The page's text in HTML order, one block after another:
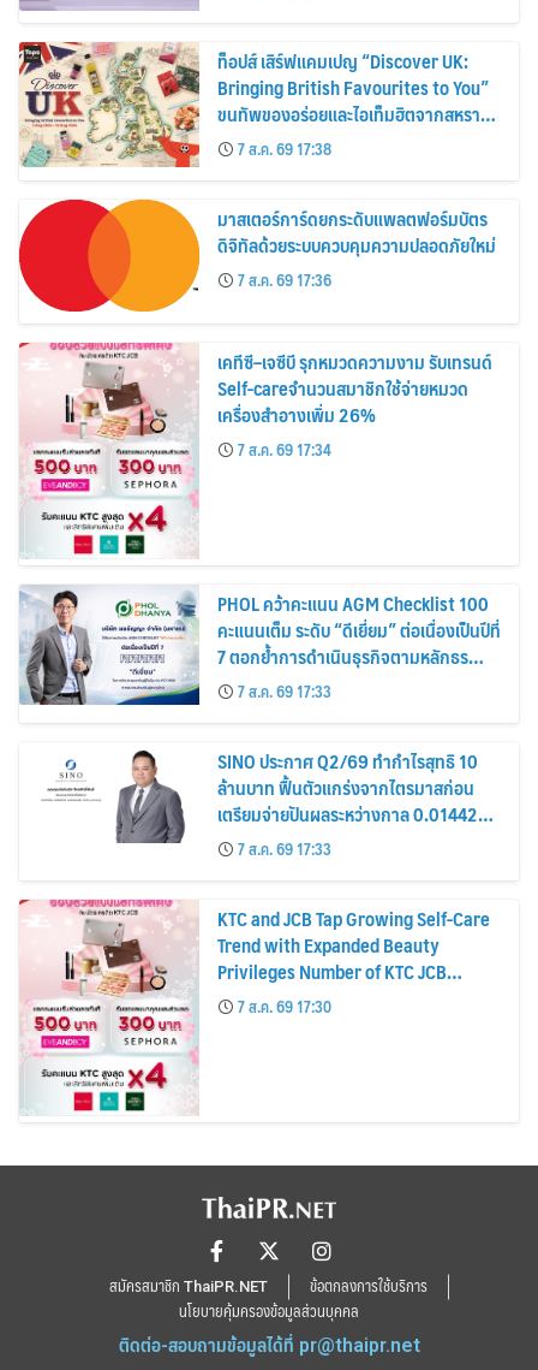
ท็อปส์ เสิร์ฟแคมเปญ “Discover UK:
Bringing British Favourites to You”
ขนทัพของอร่อยและไอเท็มฮิตจากสหราช
อาณาจักร ส่งตรงถึงมือตั้งแต่วันนี้ – 18
สิงหาคมนี้
7 ส.ค. 69 17:38
มาสเตอร์การ์ดยกระดับแพลตฟอร์มบัตร
ดิจิทัลด้วยระบบควบคุมความปลอดภัยใหม่
7 ส.ค. 69 17:36
เคทีซี–เจซีบี รุกหมวดความงาม รับเทรนด์
Self-careจำนวนสมาชิกใช้จ่ายหมวด
เครื่องสำอางเพิ่ม 26%
7 ส.ค. 69 17:34
PHOL คว้าคะแนน AGM Checklist 100
คะแนนเต็ม ระดับ “ดีเยี่ยม” ต่อเนื่องเป็นปีที่
7 ตอกย้ำการดำเนินธุรกิจตามหลักธร
รมาภิบาล โปร่งใส สร้างความเชื่อมั่นผู้ถือ
หุ้น
7 ส.ค. 69 17:33
SINO ประกาศ Q2/69 ทำกำไรสุทธิ 10
ล้านบาท ฟื้นตัวแกร่งจากไตรมาสก่อน
เตรียมจ่ายปันผลระหว่างกาล 0.014423
บาทต่อหุ้น ครึ่งปีหลังมุ่งเติบโตต่อเนื่อง
7 ส.ค. 69 17:33
KTC and JCB Tap Growing Self-Care
Trend with Expanded Beauty
Privileges Number of KTC JCB
Cardmembers Spending on
Cosmetics Rises 26%
7 ส.ค. 69 17:30
สมัครสมาชิก ThaiPR.NET
ข้อตกลงการใช้บริการ
นโยบายคุ้มครองข้อมูลส่วนบุคคล
ติดต่อ-สอบถามข้อมูลได้ที่ pr@thaipr.net